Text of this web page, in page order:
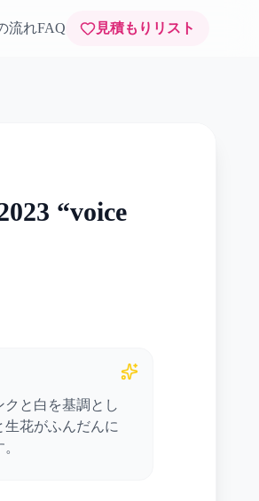
流れFAQ 見積もりリスト
“voice
と白を基調とし
花がふんだんに